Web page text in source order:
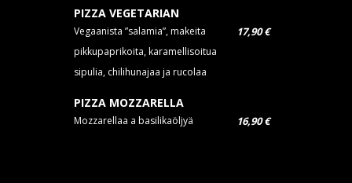
PIZZA VEGETARIAN
Vegaanista ”salamia”, makeita
pikkupaprikoita, karamellisoitua
sipulia, chilihunajaa ja rucolaa
17,90 €
PIZZA MOZZARELLA
Mozzarellaa a basilikaöljyä 16,90 €